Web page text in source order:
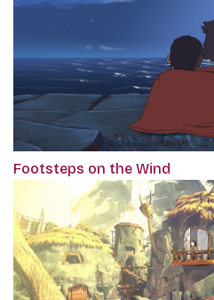
Footsteps on the Wind